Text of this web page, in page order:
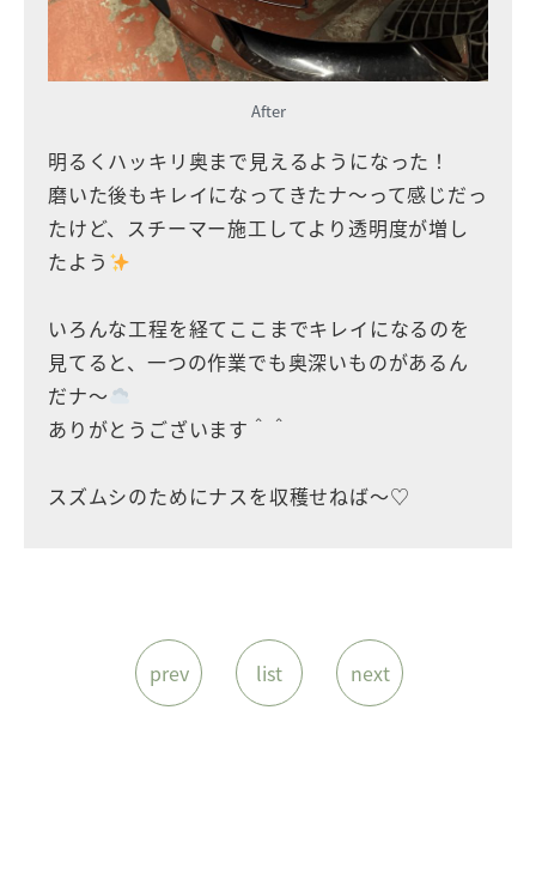
After
明るくハッキリ奥まで見えるようになった！
磨いた後もキレイになってきたナ〜って感じだっ
たけど、スチーマー施工してより透明度が増し
たよう
いろんな工程を経てここまでキレイになるのを
見てると、一つの作業でも奥深いものがあるん
だナ〜
ありがとうございます＾＾
スズムシのためにナスを収穫せねば〜♡
prev list next